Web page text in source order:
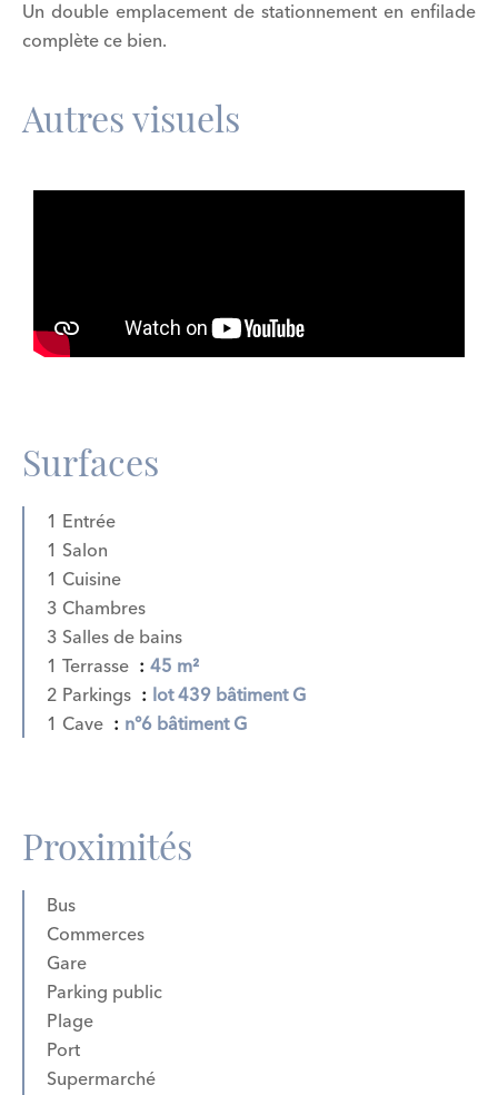
Un double emplacement de stationnement en enfilade
complète ce bien.
Autres visuels
Surfaces
1 Entrée
1 Salon
1 Cuisine
3 Chambres
3 Salles de bains
1 Terrasse
45 m²
2 Parkings
lot 439 bâtiment G
1 Cave
n°6 bâtiment G
Proximités
Bus
Commerces
Gare
Parking public
Plage
Port
Supermarché